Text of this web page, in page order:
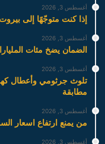
أغسطس 3, 2026
إذا كنت متوجّهًا إلى بيروت
أغسطس 3, 2026
الضمان يضخ مئات
أغسطس 3, 2026
تلوث جرثومي وأعطال
مطابقة
أغسطس 3, 2026
من يمنع ارتفاع اسعار
أغسطس 3, 2026